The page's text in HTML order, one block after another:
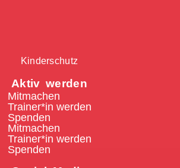
Kinderschutz
Aktiv werden
Mitmachen
Trainer*in werden
Spenden
Mitmachen
Trainer*in werden
Spenden